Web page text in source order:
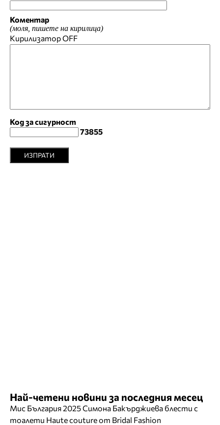
Коментар
(моля, пишете на кирилица)
КирилизаторOFF
Код за сигурност
73855
ИЗПРАТИ
Най-четени новини за последния месец
Мис България 2025 Симона Бакърджиева блести с
тоалети Haute couture от Bridal Fashion